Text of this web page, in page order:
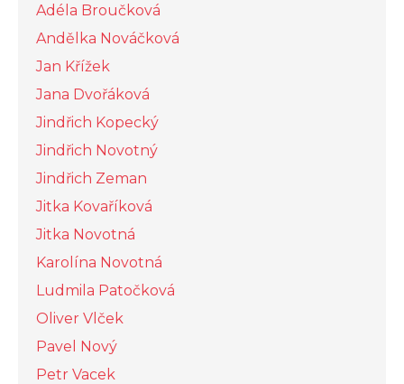
Adéla Broučková
Andělka Nováčková
Jan Křížek
Jana Dvořáková
Jindřich Kopecký
Jindřich Novotný
Jindřich Zeman
Jitka Kovaříková
Jitka Novotná
Karolína Novotná
Ludmila Patočková
Oliver Vlček
Pavel Nový
Petr Vacek